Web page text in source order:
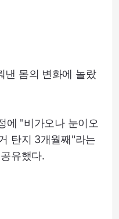
낸 몸의 변화에 놀랐
에 "비가오나 눈이오
탄지 3개월째"라는
유했다.